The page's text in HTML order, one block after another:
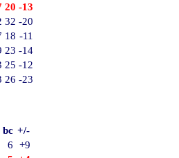
20 -13
32 -20
18 -11
23 -14
25 -12
26 -23
bc +/-
6
+9